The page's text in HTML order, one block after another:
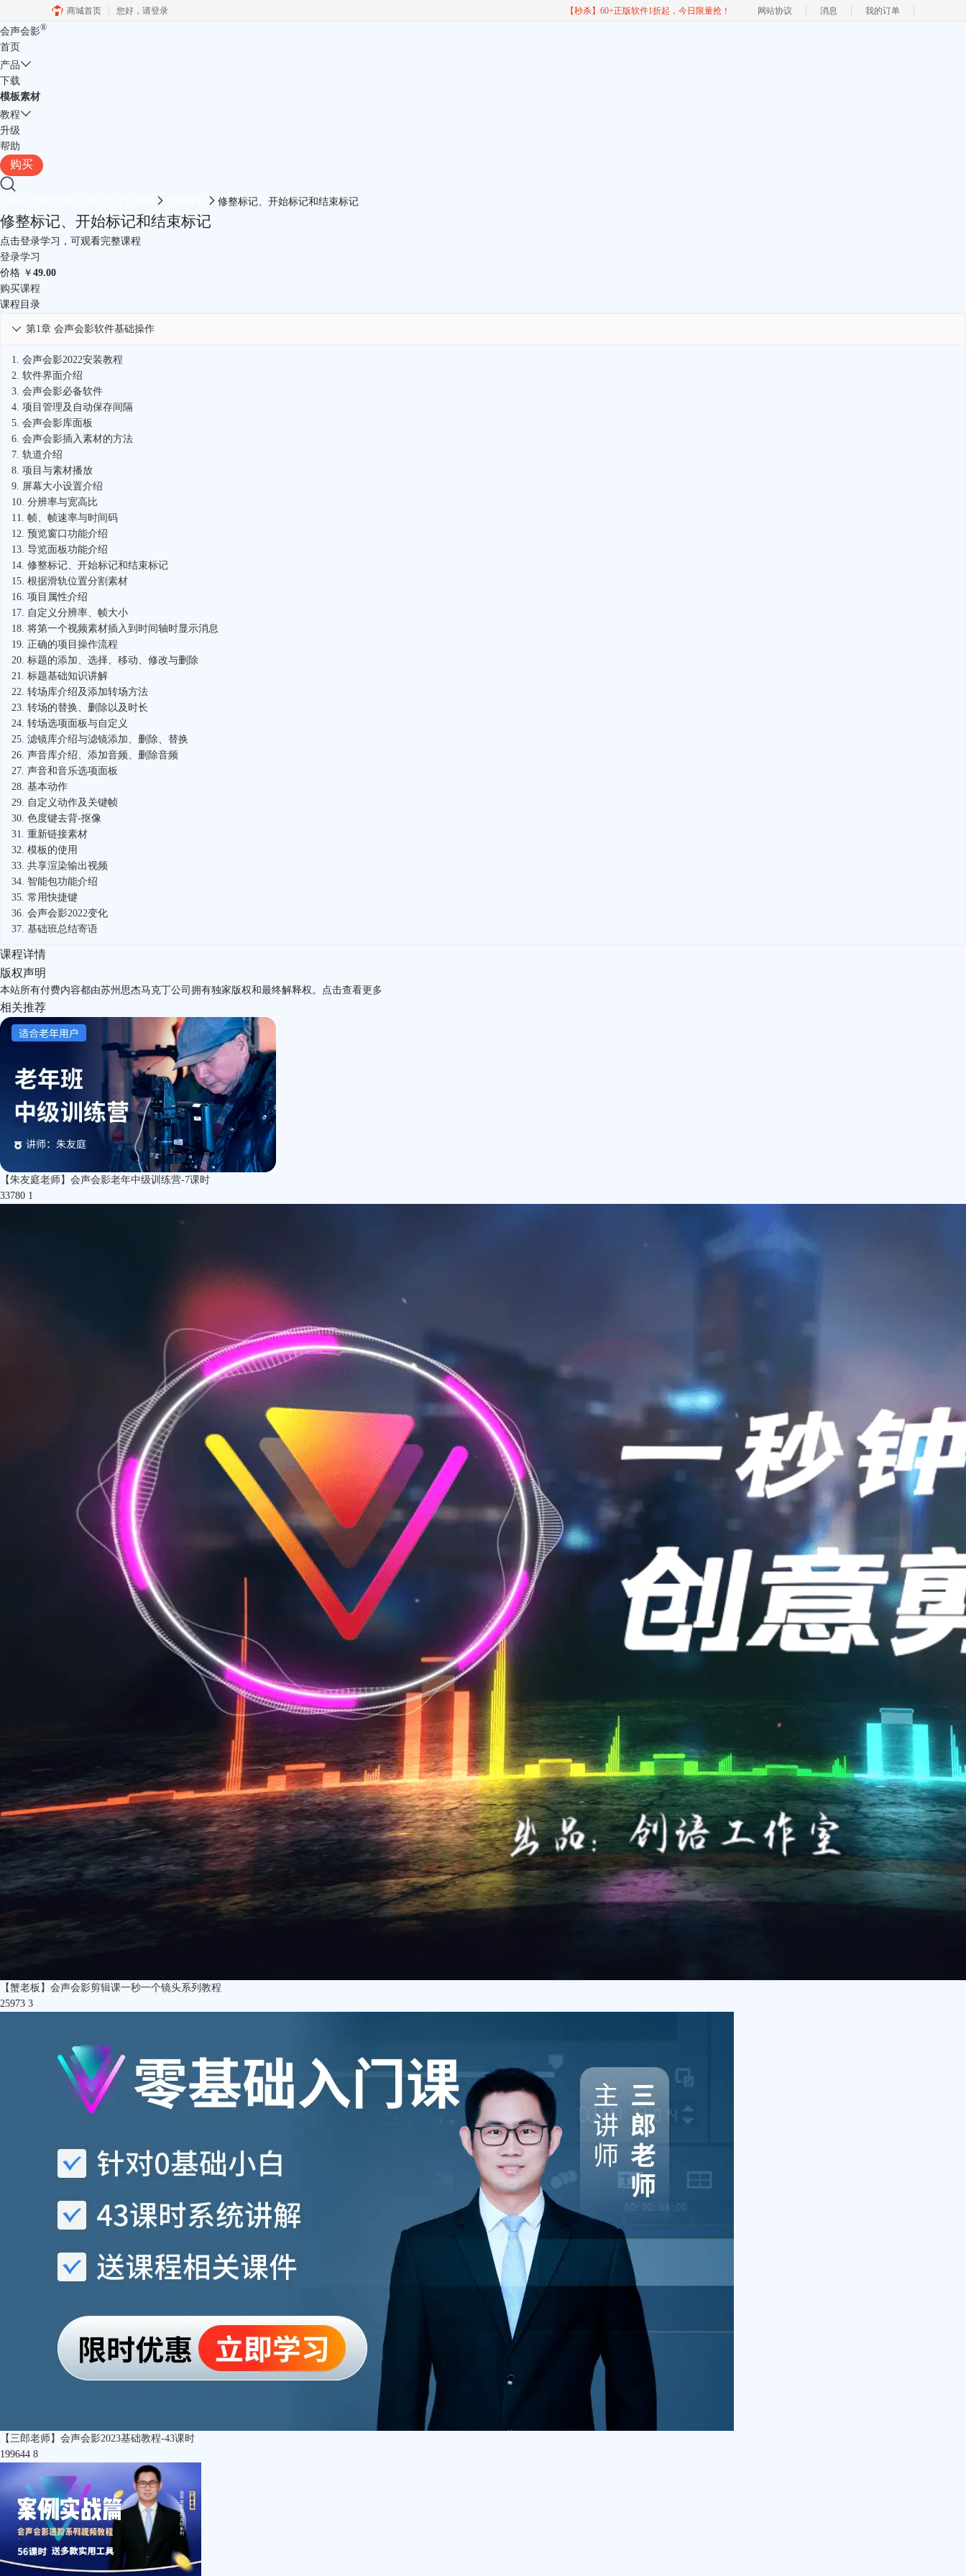
商城首页 您好， 请登录 【秒杀】60+正版软件1折起，今日限量抢！ 网站协议 消息 我的订单
会声会影®
首页
产品
下载
模板素材
教程
升级
帮助
购买
修整标记、开始标记和结束标记
修整标记、开始标记和结束标记
点击登录学习，可观看完整课程
登录学习
价格 ￥ 49.00
购买课程
课程目录
第1章 会声会影软件基础操作

1. 会声会影2022安装教程
2. 软件界面介绍
3. 会声会影必备软件
4. 项目管理及自动保存间隔
5. 会声会影库面板
6. 会声会影插入素材的方法
7. 轨道介绍
8. 项目与素材播放
9. 屏幕大小设置介绍
10. 分辨率与宽高比
11. 帧、帧速率与时间码
12. 预览窗口功能介绍
13. 导览面板功能介绍
14. 修整标记、开始标记和结束标记
15. 根据滑轨位置分割素材
16. 项目属性介绍
17. 自定义分辨率、帧大小
18. 将第一个视频素材插入到时间轴时显示消息
19. 正确的项目操作流程
20. 标题的添加、选择、移动、修改与删除
21. 标题基础知识讲解
22. 转场库介绍及添加转场方法
23. 转场的替换、删除以及时长
24. 转场选项面板与自定义
25. 滤镜库介绍与滤镜添加、删除、替换
26. 声音库介绍、添加音频、删除音频
27. 声音和音乐选项面板
28. 基本动作
29. 自定义动作及关键帧
30. 色度键去背-抠像
31. 重新链接素材
32. 模板的使用
33. 共享渲染输出视频
34. 智能包功能介绍
35. 常用快捷键
36. 会声会影2022变化
37. 基础班总结寄语
课程详情
版权声明
本站所有付费内容都由苏州思杰马克丁公司拥有独家版权和最终解释权。点击查看更多
相关推荐
【朱友庭老师】会声会影老年中级训练营-7课时
33780 1
【蟹老板】会声会影剪辑课一秒一个镜头系列教程
25973 3
【三郎老师】会声会影2023基础教程-43课时
199644 8